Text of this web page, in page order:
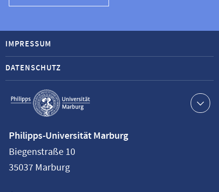
Service-
Navigation
IMPRESSUM
DATENSCHUTZ
Philipps-
Universität
Marburg
Philipps-Universität Marburg
Biegenstraße 10
35037 Marburg